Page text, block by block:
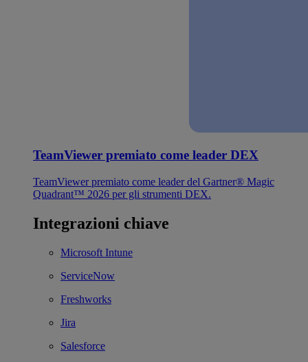
TeamViewer premiato come leader DEX
TeamViewer premiato come leader del Gartner® Magic
Quadrant™ 2026 per gli strumenti DEX.
Integrazioni chiave
Microsoft Intune
ServiceNow
Freshworks
Jira
Salesforce